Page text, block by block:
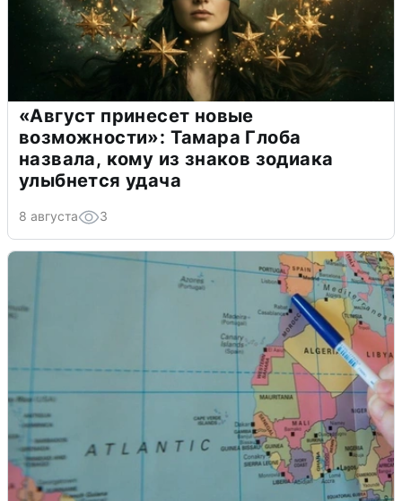
«Август принесет новые
возможности»: Тамара Глоба
назвала, кому из знаков зодиака
улыбнется удача
8 августа 3